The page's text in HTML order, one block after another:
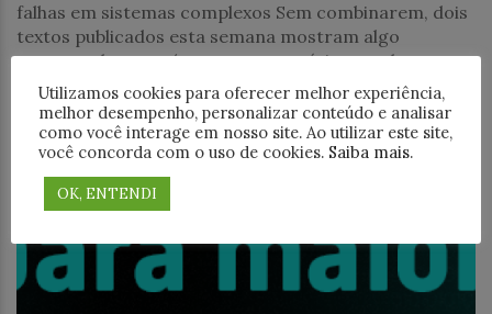
falhas em sistemas complexos Sem combinarem, dois
textos publicados esta semana mostram algo
surpreendente: até provas matemáticas podem ter
falhas escondidas. E talvez a
Utilizamos cookies para oferecer melhor experiência,
melhor desempenho, personalizar conteúdo e analisar
como você interage em nosso site. Ao utilizar este site,
você concorda com o uso de cookies. Saiba mais.
OK, ENTENDI